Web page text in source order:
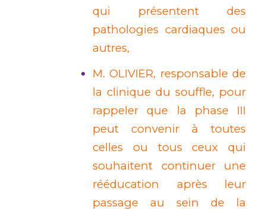
qui présentent des
pathologies cardiaques ou
autres,
M. OLIVIER, responsable de
la clinique du souffle, pour
rappeler que la phase III
peut convenir à toutes
celles ou tous ceux qui
souhaitent continuer une
rééducation après leur
passage au sein de la